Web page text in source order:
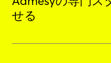
せる